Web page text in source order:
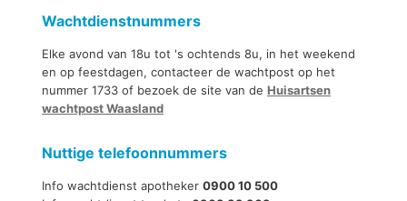
Wachtdienstnummers
Elke avond van 18u tot 's ochtends 8u, in het weekend
en op feestdagen, contacteer de wachtpost op het
nummer 1733 of bezoek de site van de Huisartsen
wachtpost Waasland
Nuttige telefoonnummers
Info wachtdienst apotheker 0900 10 500